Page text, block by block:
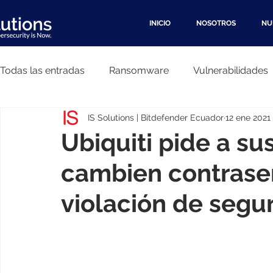
INICIO NOSOTROS
Todas las entradas Ransomware Vulnerabilidades
MITRE ATT&CK Historia Exploit Hackers
Recomendaciones SOC MDR Filtracione
Ubiquiti pide a
cambien
violación de
IS Solutions | Bitdefender Ecuador12 ene 2021